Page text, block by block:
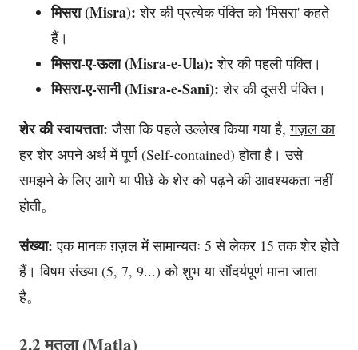
मिसरा (Misra): शेर की प्रत्येक पंक्ति को 'मिसरा' कहते
हैं।
मिसरा-ए-ऊला (Misra-e-Ula): शेर की पहली पंक्ति।
मिसरा-ए-सानी (Misra-e-Sani): शेर की दूसरी पंक्ति।
शेर की स्वायत्तता: जैसा कि पहले उल्लेख किया गया है,ग़ज़ल का
हर शेर अपने अर्थ में पूर्ण (Self-contained) होता है । उसे
समझने के लिए आगे या पीछे के शेर को पढ़ने की आवश्यकता नहीं
होती。
संख्या: एक मानक ग़ज़ल में सामान्यतः 5 से लेकर 15 तक शेर होते
हैं। विषम संख्या (5, 7, 9...) को शुभ या सौंदर्यपूर्ण माना जाता
है。
2.2 मतला (Matla)